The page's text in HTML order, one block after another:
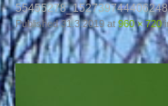
Published31.3.2019at960 × 720